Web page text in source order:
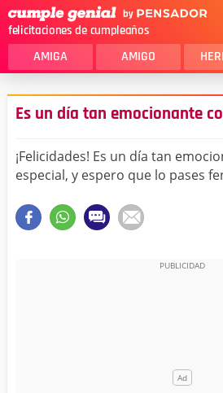
felicitaciones de cumpleaños
AMIGA AMIGO
MAMA
SOBRINA
NOVIA
Es un día tan emocionante
¡Felicidades! Es un día tan
especial, y espero que lo pases